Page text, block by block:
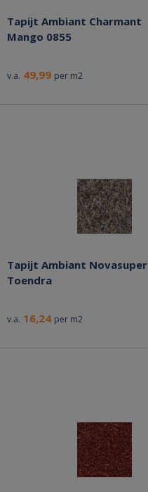
Tapijt Ambiant Charmant
Mango 0855
v.a. 49,99 per m2
Tapijt Ambiant Novasuper
Toendra
v.a. 16,24 per m2